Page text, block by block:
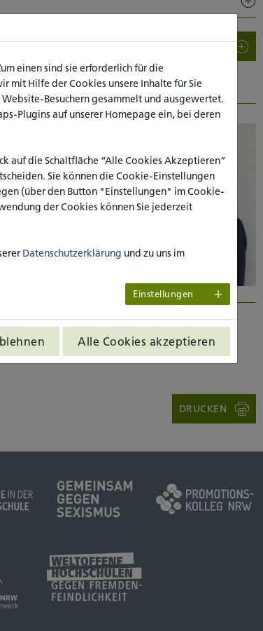
ALLE INHALTE AUFKLAPPEN
DRUCKEN
einen sind sie erforderlich für die
mit Hilfe der Cookies unsere Inhalte für Sie
Besuchern gesammelt und ausgewertet.
Plugins auf unserer Homepage ein, bei deren
auf die Schaltfläche “Alle Cookies Akzeptieren”
Sie können die Cookie-Einstellungen
(über den Button "Einstellungen" im Cookie-
der Cookies können Sie jederzeit
Datenschutzerklärung und zu uns im
Einstellungen
Alle Cookies akzeptieren